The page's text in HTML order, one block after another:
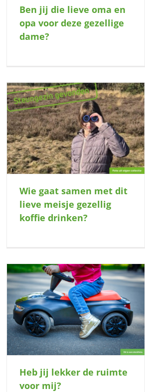
Ben jij die lieve oma en
opa voor deze gezellige
dame?
Wie gaat samen met dit
lieve meisje gezellig
koffie drinken?
Gaan wij er samen op uit?
Heb jij lekker de ruimte
voor mij?
Waar mag hij even landen en plezier
maken?